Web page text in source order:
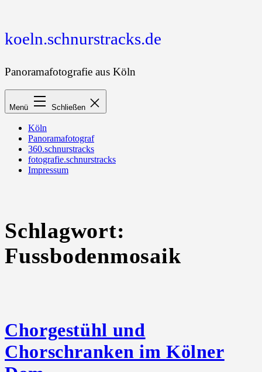
koeln.schnurstracks.de
Panoramafotografie aus Köln
Menü Schließen
Köln
Panoramafotograf
360.schnurstracks
fotografie.schnurstracks
Impressum
Schlagwort:
Fussbodenmosaik
Chorgestühl und
Chorschranken im Kölner